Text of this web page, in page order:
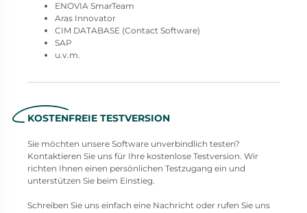
ENOVIA SmarTeam
Aras Innovator
CIM DATABASE (Contact Software)
SAP
u.v.m.
KOSTENFREIE TESTVERSION
Sie möchten unsere Software unverbindlich testen?
Kontaktieren Sie uns für Ihre kostenlose Testversion. Wir
richten Ihnen einen persönlichen Testzugang ein und
unterstützen Sie beim Einstieg.
Schreiben Sie uns einfach eine Nachricht oder rufen Sie uns